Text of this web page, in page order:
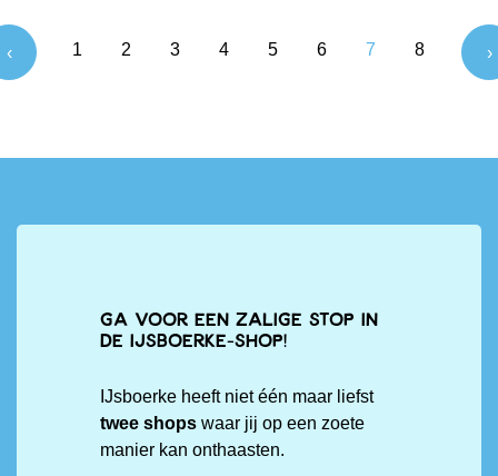
‹ 1 2 3 4 5 6 7 8 ›
Ga voor een zalige stop in
de IJsboerke-shop!
IJsboerke heeft niet één maar liefst
twee shops waar jij op een zoete
manier kan onthaasten.